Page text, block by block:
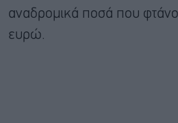
αναδρομικά ποσά που
ευρώ.